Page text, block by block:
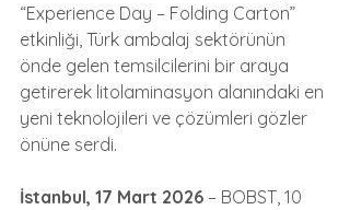
“Experience Day – Folding Carton”
etkinliği, Türk ambalaj sektörünün
önde gelen temsilcilerini bir araya
getirerek litolaminasyon alanındaki en
yeni teknolojileri ve çözümleri gözler
önüne serdi.
İstanbul, 17 Mart 2026 – BOBST, 10